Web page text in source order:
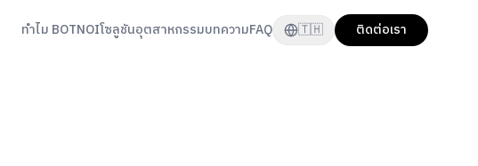
ทำไม BOTNOIโซลูชันอุตสาหกรรมบทความFAQ 🇹🇭 ติดต่อเรา